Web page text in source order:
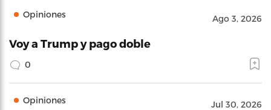
Opiniones Ago 3, 2026
Voy a Trump y pago doble
0
Opiniones Jul 30, 2026